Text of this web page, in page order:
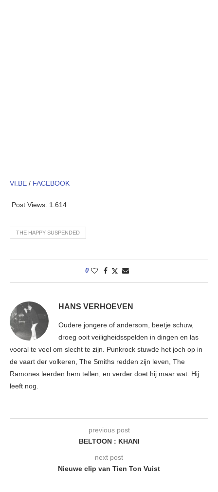
VI.BE / FACEBOOK
Post Views: 1.614
THE HAPPY SUSPENDED
0
HANS VERHOEVEN
Oudere jongere of andersom, beetje schuw,
droeg ooit veiligheidsspelden in dingen en las
vooral te veel om slecht te zijn. Punkrock stuwde het joch op in
de vaart der volkeren, The Smiths redden zijn leven, The
Ramones leerden hem tellen, en verder doet hij maar wat. Hij
leeft nog.
previous post
BELTOON : KHANI
next post
Nieuwe clip van Tien Ton Vuist